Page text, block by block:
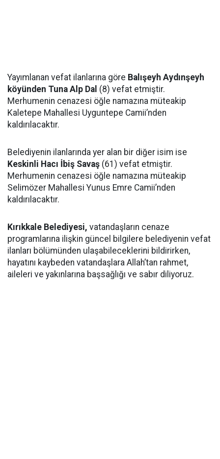
Yayımlanan vefat ilanlarına göre Balışeyh Aydınşeyh
köyünden Tuna Alp Dal (8) vefat etmiştir.
Merhumenin cenazesi öğle namazına müteakip
Kaletepe Mahallesi Uyguntepe Camii’nden
kaldırılacaktır.
Belediyenin ilanlarında yer alan bir diğer isim ise
Keskinli Hacı İbiş Savaş (61) vefat etmiştir.
Merhumenin cenazesi öğle namazına müteakip
Selimözer Mahallesi Yunus Emre Camii’nden
kaldırılacaktır.
Kırıkkale Belediyesi, vatandaşların cenaze
programlarına ilişkin güncel bilgilere belediyenin vefat
ilanları bölümünden ulaşabileceklerini bildirirken,
hayatını kaybeden vatandaşlara Allah’tan rahmet,
aileleri ve yakınlarına başsağlığı ve sabır diliyoruz.